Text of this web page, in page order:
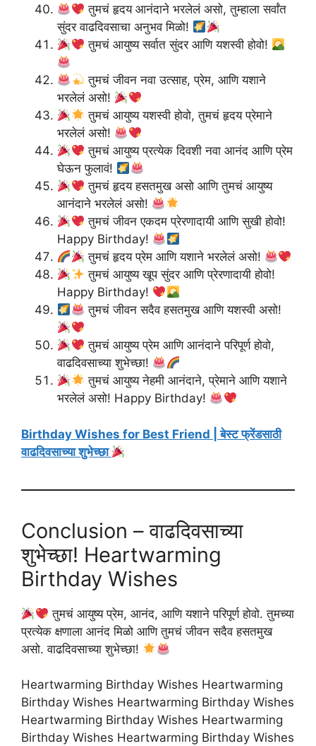
तुमचं हृदय आनंदाने भरलेलं असो, तुम्हाला सर्वांत
सुंदर वाढदिवसाचा अनुभव मिळो!
तुमचं आयुष्य सर्वात सुंदर आणि यशस्वी होवो!
तुमचं जीवन नवा उत्साह, प्रेम, आणि यशाने
भरलेलं असो!
तुमचं आयुष्य यशस्वी होवो, तुमचं हृदय प्रेमाने
भरलेलं असो!
तुमचं आयुष्य प्रत्येक दिवशी नवा आनंद आणि प्रेम
घेऊन फुलावं!
तुमचं हृदय हसतमुख असो आणि तुमचं आयुष्य
आनंदाने भरलेलं असो!
तुमचं जीवन एकदम प्रेरणादायी आणि सुखी होवो!
Happy Birthday!
तुमचं हृदय प्रेम आणि यशाने भरलेलं असो!
तुमचं आयुष्य खूप सुंदर आणि प्रेरणादायी होवो!
Happy Birthday!
तुमचं जीवन सदैव हसतमुख आणि यशस्वी असो!
तुमचं आयुष्य प्रेम आणि आनंदाने परिपूर्ण होवो,
वाढदिवसाच्या शुभेच्छा!
तुमचं आयुष्य नेहमी आनंदाने, प्रेमाने आणि यशाने
भरलेलं असो! Happy Birthday!
Birthday Wishes for Best Friend | बेस्ट फ्रेंडसाठी
वाढदिवसाच्या शुभेच्छा
Conclusion – वाढदिवसाच्या
शुभेच्छा! Heartwarming
Birthday Wishes
तुमचं आयुष्य प्रेम, आनंद, आणि यशाने परिपूर्ण होवो. तुमच्या
प्रत्येक क्षणाला आनंद मिळो आणि तुमचं जीवन सदैव हसतमुख
असो. वाढदिवसाच्या शुभेच्छा!
Heartwarming Birthday Wishes Heartwarming
Birthday Wishes Heartwarming Birthday Wishes
Heartwarming Birthday Wishes Heartwarming
Birthday Wishes Heartwarming Birthday Wishes